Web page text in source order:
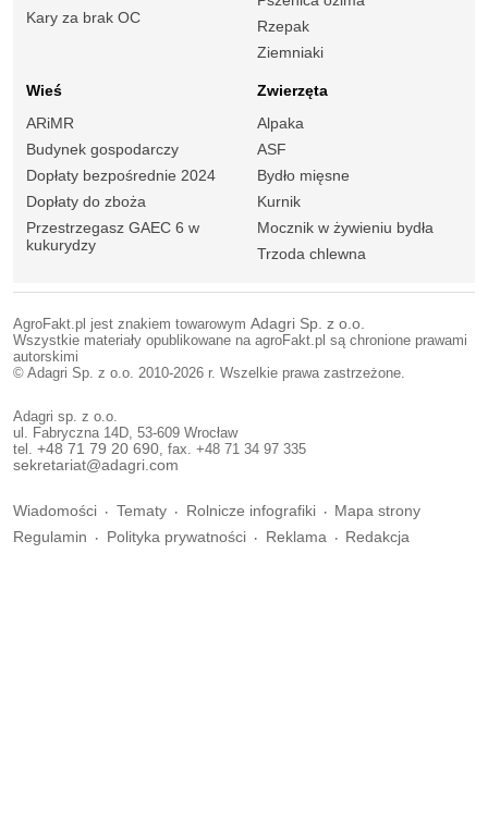
Kary za brak OC
Rzepak
Ziemniaki
Wieś
ARiMR
Budynek gospodarczy
Dopłaty bezpośrednie 2024
Dopłaty do zboża
Przestrzegasz GAEC 6 w
kukurydzy
Zwierzęta
Alpaka
ASF
Bydło mięsne
Kurnik
Mocznik w żywieniu bydła
Trzoda chlewna
AgroFakt.pl jest znakiem towarowym Adagri Sp. z o.o.
Wszystkie materiały opublikowane na agroFakt.pl są chronione prawami
autorskimi
© Adagri Sp. z o.o. 2010-2026 r. Wszelkie prawa zastrzeżone.
Adagri sp. z o.o.
ul. Fabryczna 14D, 53-609 Wrocław
tel. +48 71 79 20 690, fax. +48 71 34 97 335
sekretariat@adagri.com
Wiadomości Tematy Rolnicze infografiki
Mapa strony
Regulamin
Polityka prywatności Reklama Redakcja